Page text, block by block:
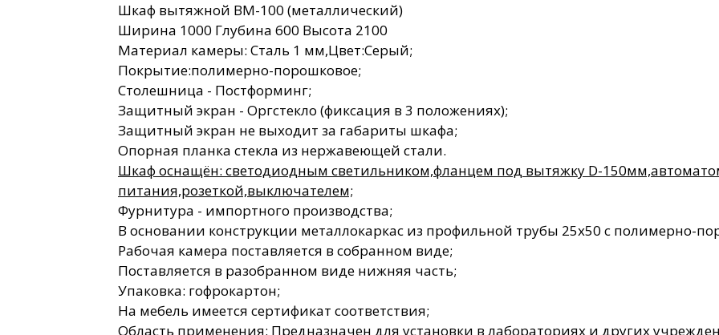
Шкаф вытяжной ВМ-100 (металлический)
Ширина 1000 Глубина 600 Высота 2100
Материал камеры: Сталь 1 мм,Цвет:Серый;
Покрытие:полимерно-порошковое;
Столешница - Постформинг;
Защитный экран - Оргстекло (фиксация в 3 положениях);
Защитный экран не выходит за габариты шкафа;
Опорная планка стекла из нержавеющей стали.
Шкаф оснащён: светодиодным светильником,фланцем под вытяжку D-
питания,розеткой,выключателем;
Фурнитура - импортного производства;
В основании конструкции металлокаркас из профильной трубы 25х50 с полимерно-
Рабочая камера поставляется в собранном виде;
Поставляется в разобранном виде нижняя часть;
Упаковка: гофрокартон;
На мебель имеется сертификат соответствия;
Область применения: Предназначен для установки в лабораториях и других